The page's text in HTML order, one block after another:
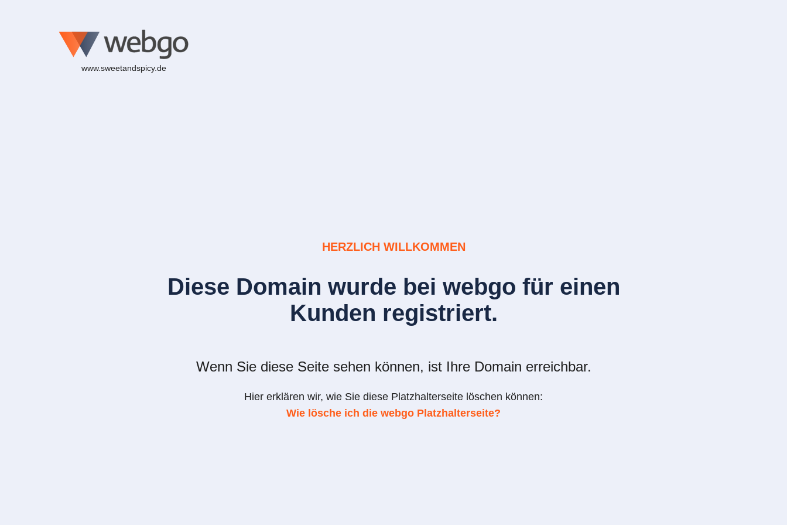
www.sweetandspicy.de
HERZLICH WILLKOMMEN
Diese Domain wurde bei webgo für einen
Kunden registriert.
Wenn Sie diese Seite sehen können, ist Ihre Domain erreichbar.
Hier erklären wir, wie Sie diese Platzhalterseite löschen können:
Wie lösche ich die webgo Platzhalterseite?